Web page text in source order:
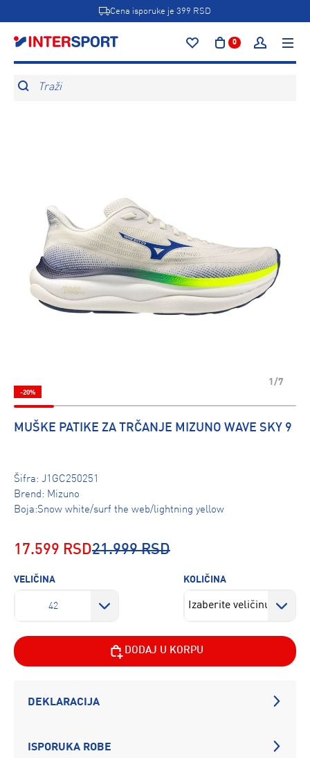
Cena isporuke je 399 RSD
0
Traži
1/7
-20%
MUŠKE PATIKE ZA TRČANJE MIZUNO WAVE SKY 9
Šifra: J1GC250251
Brend: Mizuno
Boja:Snow white/surf the web/lightning yellow
17.599 RSD21.999 RSD
VELIČINA
42
KOLIČINA
DODAJ U KORPU
DEKLARACIJA
ISPORUKA ROBE